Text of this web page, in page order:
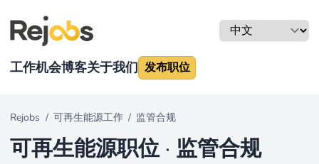
工作机会博客关于我们 发布职位
Rejobs / 可再生能源工作 / 监管合规
可再生能源职位· 监管合规